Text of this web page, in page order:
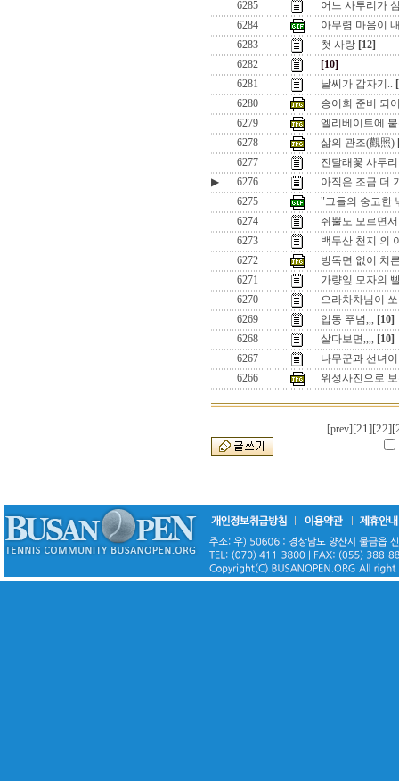
6285
어느 사투리가
6284
아무렴 마음이
6283
첫 사랑 [12]
6282
[10]
6281
날씨가 갑자기..
6280
송어회 준비 되
6279
엘리베이트에
6278
삶의 관조(觀照)
6277
진달래꽃 사투
▶
6276
아직은 조금 더
6275
"그들의 숭고한
6274
쥐뿔도 모르면서
6273
백두산 천지 의
6272
방독면 없이 치
6271
가량잎 모자의
6270
으라차차님이
6269
입동 푸념,,, [10]
6268
살다보면,,,, [10]
6267
나무꾼과 선녀
6266
위성사진으로
[prev] [21][22]